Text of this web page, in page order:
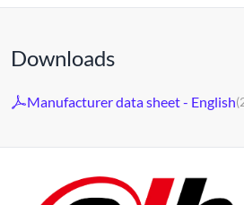
Downloads
Manufacturer data sheet - English